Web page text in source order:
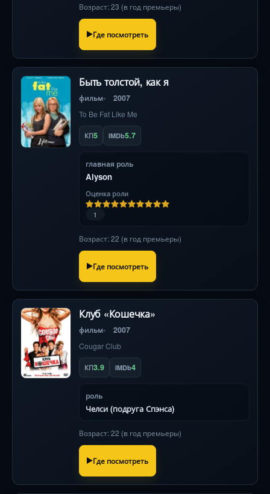
Возраст: 23 (в год премьеры)
Где посмотреть
Быть толстой, как я
фильм 2007
To Be Fat Like Me
КП5 IMDb5.7
главная роль
Alyson
Оценка роли
1
Возраст: 22 (в год премьеры)
Где посмотреть
Клуб «Кошечка»
фильм 2007
Cougar Club
КП3.9 IMDb4
роль
Челси (подруга Спэнса)
Возраст: 22 (в год премьеры)
Где посмотреть